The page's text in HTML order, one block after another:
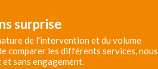
surprise
de l'intervention et du volume
comparer les différents services, nous
sans engagement.